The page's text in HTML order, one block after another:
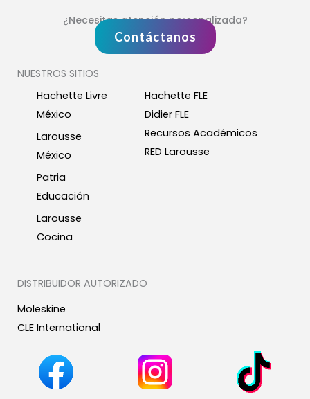
¿Necesitas atención personalizada?
Contáctanos
NUESTROS SITIOS
Hachette Livre
México
Larousse
México
Patria
Educación
Larousse
Cocina
Hachette FLE
Didier FLE
Recursos Académicos
RED Larousse
DISTRIBUIDOR AUTORIZADO
Moleskine
CLE International